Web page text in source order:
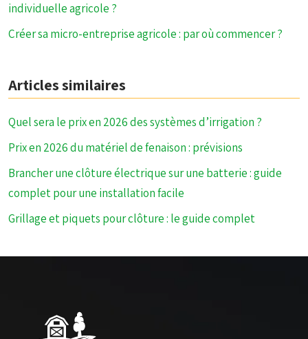
individuelle agricole ?
Créer sa micro-entreprise agricole : par où commencer ?
Articles similaires
Quel sera le prix en 2026 des systèmes d’irrigation ?
Prix en 2026 du matériel de fenaison : prévisions
Brancher une clôture électrique sur une batterie : guide
complet pour une installation facile
Grillage et piquets pour clôture : le guide complet